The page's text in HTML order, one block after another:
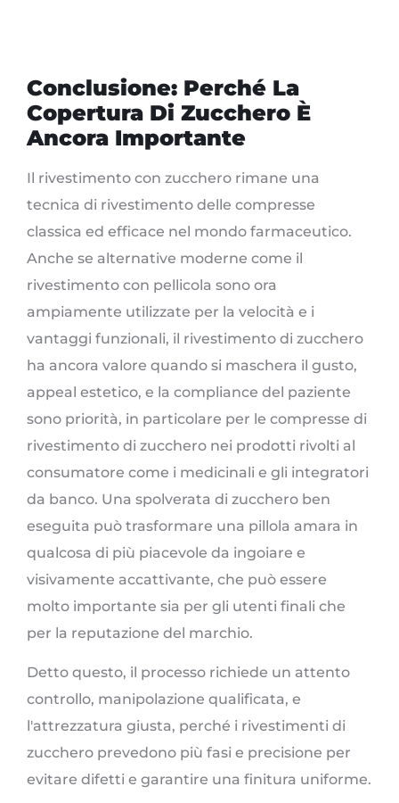
Conclusione: Perché La
Copertura Di Zucchero È
Ancora Importante
Il rivestimento con zucchero rimane una
tecnica di rivestimento delle compresse
classica ed efficace nel mondo farmaceutico.
Anche se alternative moderne come il
rivestimento con pellicola sono ora
ampiamente utilizzate per la velocità e i
vantaggi funzionali, il rivestimento di zucchero
ha ancora valore quando si maschera il gusto,
appeal estetico, e la compliance del paziente
sono priorità, in particolare per le compresse di
rivestimento di zucchero nei prodotti rivolti al
consumatore come i medicinali e gli integratori
da banco. Una spolverata di zucchero ben
eseguita può trasformare una pillola amara in
qualcosa di più piacevole da ingoiare e
visivamente accattivante, che può essere
molto importante sia per gli utenti finali che
per la reputazione del marchio.
Detto questo, il processo richiede un attento
controllo, manipolazione qualificata, e
l'attrezzatura giusta, perché i rivestimenti di
zucchero prevedono più fasi e precisione per
evitare difetti e garantire una finitura uniforme.